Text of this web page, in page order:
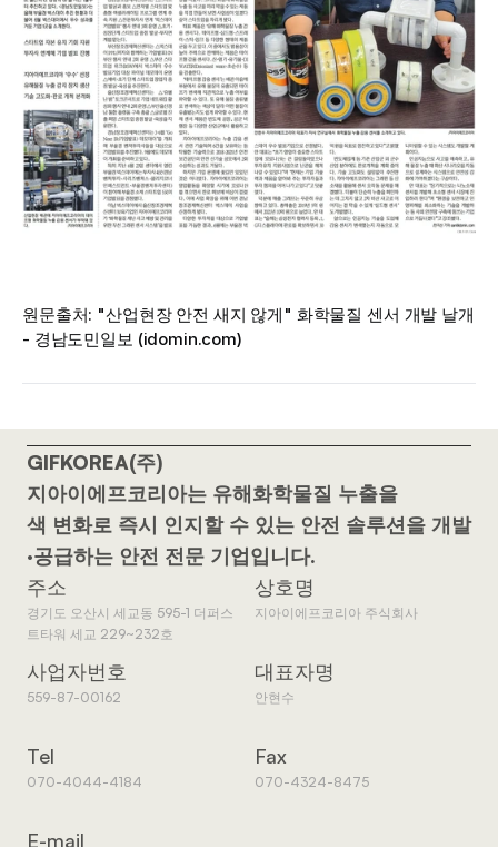
원문출처: "산업현장 안전 새지 않게" 화학물질 센서 개발 날개
- 경남도민일보 (idomin.com)
GIFKOREA(주)
지아이에프코리아는 유해화학물질 누출을
색 변화로 즉시 인지할 수 있는 안전 솔루션을 개발
·공급하는 안전 전문 기업입니다.
주소
경기도 오산시 세교동 595-1 더퍼스
트타워 세교 229~232호
상호명
지아이에프코리아 주식회사
사업자번호
559-87-00162
대표자명
안현수
Tel
070-4044-4184
Fax
070-4324-8475
E-mail